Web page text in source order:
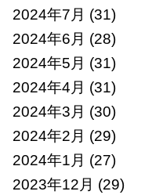
2024年7月 (31)
2024年6月 (28)
2024年5月 (31)
2024年4月 (31)
2024年3月 (30)
2024年2月 (29)
2024年1月 (27)
2023年12月 (29)